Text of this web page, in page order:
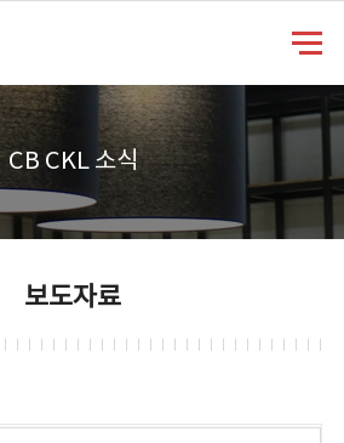
CB CKL 소식
보도자료